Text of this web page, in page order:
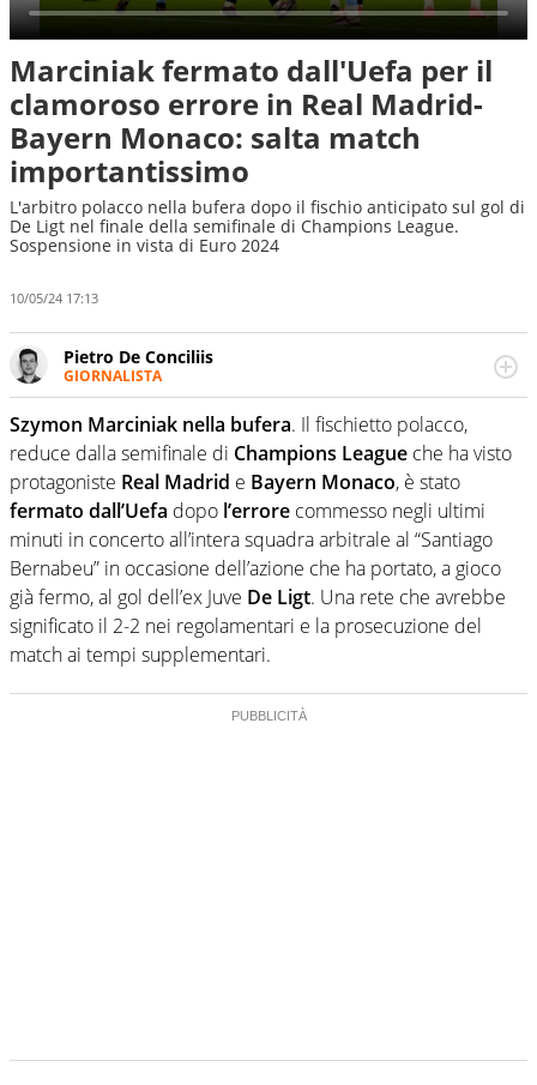
Marciniak fermato dall'Uefa per il
clamoroso errore in Real Madrid-
Bayern Monaco: salta match
importantissimo
L'arbitro polacco nella bufera dopo il fischio anticipato sul gol di
De Ligt nel finale della semifinale di Champions League.
Sospensione in vista di Euro 2024
10/05/24 17:13
Pietro De Conciliis
GIORNALISTA
Giornalista pubblicista e speaker radiofonico, per Virgilio
Sport si occupa di calcio con uno sguardo attento e
competente sui campionati di Serie B e Serie C
Szymon Marciniak nella bufera. Il fischietto polacco,
reduce dalla semifinale di Champions League che ha visto
protagoniste Real Madrid e Bayern Monaco, è stato
fermato dall’Uefa dopo l’errore commesso negli ultimi
minuti in concerto all’intera squadra arbitrale al “Santiago
Bernabeu” in occasione dell’azione che ha portato, a gioco
già fermo, al gol dell’ex Juve De Ligt. Una rete che avrebbe
significato il 2-2 nei regolamentari e la prosecuzione del
match ai tempi supplementari.